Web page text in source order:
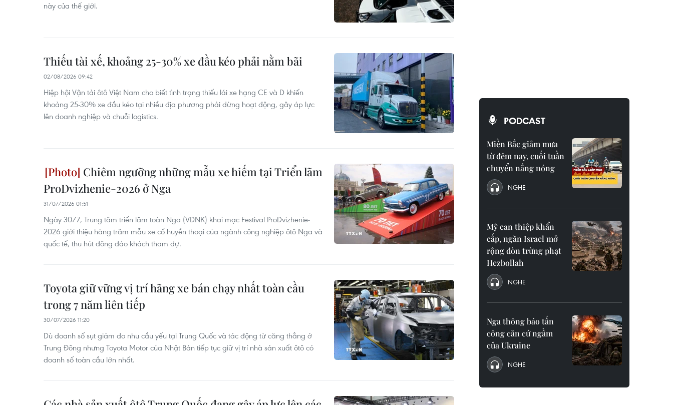
này của thế giới.
Thiếu tài xế, khoảng 25-30% xe đầu kéo phải nằm bãi
02/08/2026 09:42
Hiệp hội Vận tải ôtô Việt Nam cho biết tình trạng thiếu lái xe hạng CE và D khiến
khoảng 25-30% xe đầu kéo tại nhiều địa phương phải dừng hoạt động, gây áp lực
lên doanh nghiệp và chuỗi logistics.
Chiêm ngưỡng những mẫu xe hiếm tại Triển lãm
ProDvizhenie-2026 ở Nga
31/07/2026 01:51
Ngày 30/7, Trung tâm triển lãm toàn Nga (VDNK) khai mạc Festival ProDvizhenie-
2026 giới thiệu hàng trăm mẫu xe cổ huyền thoại của ngành công nghiệp ôtô Nga và
quốc tế, thu hút đông đảo khách tham dự.
Toyota giữ vững vị trí hãng xe bán chạy nhất toàn cầu
trong 7 năm liên tiếp
30/07/2026 11:20
Dù doanh số sụt giảm do nhu cầu yếu tại Trung Quốc và tác động từ căng thẳng ở
Trung Đông nhưng Toyota Motor của Nhật Bản tiếp tục giữ vị trí nhà sản xuất ôtô có
doanh số toàn cầu lớn nhất.
PODCAST
Miền Bắc giảm mưa
từ đêm nay, cuối tuần
chuyển nắng nóng
NGHE
Mỹ can thiệp khẩn
cấp, ngăn Israel mở
rộng đòn trừng phạt
Hezbollah
NGHE
Nga thông báo tấn
công căn cứ ngầm
của Ukraine
NGHE